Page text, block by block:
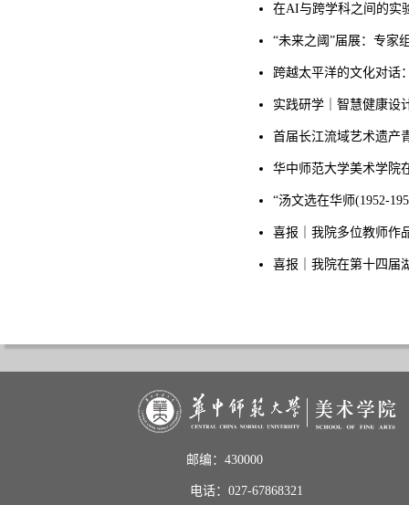
在AI与跨学科之间的实
“未来之阈”届展：专家
跨越太平洋的文化对话
实践研学｜智慧健康设
首届长江流域艺术遗产
华中师范大学美术学院
“汤文选在华师(1952-
喜报｜我院多位教师作
喜报｜我院在第十四届
邮编：430000
电话：027-67868321